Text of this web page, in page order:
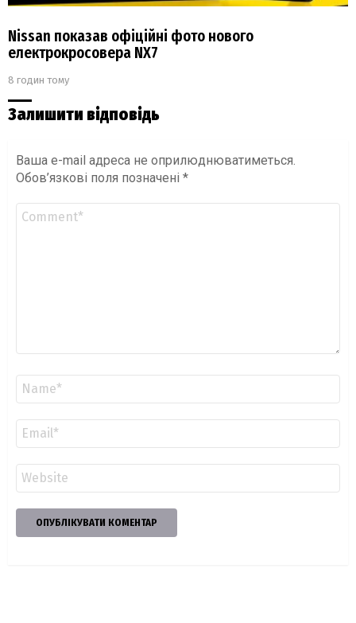
Nissan показав офіційні фото нового
електрокросовера NX7
8 годин тому
Залишити відповідь
Ваша e-mail адреса не оприлюднюватиметься.
Обов’язкові поля позначені *